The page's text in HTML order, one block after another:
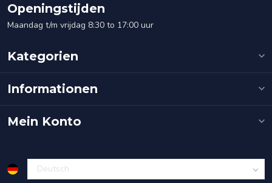
Openingstijden
Maandag t/m vrijdag 8:30 to 17:00 uur
Kategorien
Informationen
Mein Konto